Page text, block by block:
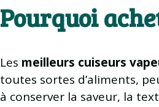
Pourquoi
Les meilleurs cuiseurs
toutes sortes d’aliments,
à conserver la saveur, la